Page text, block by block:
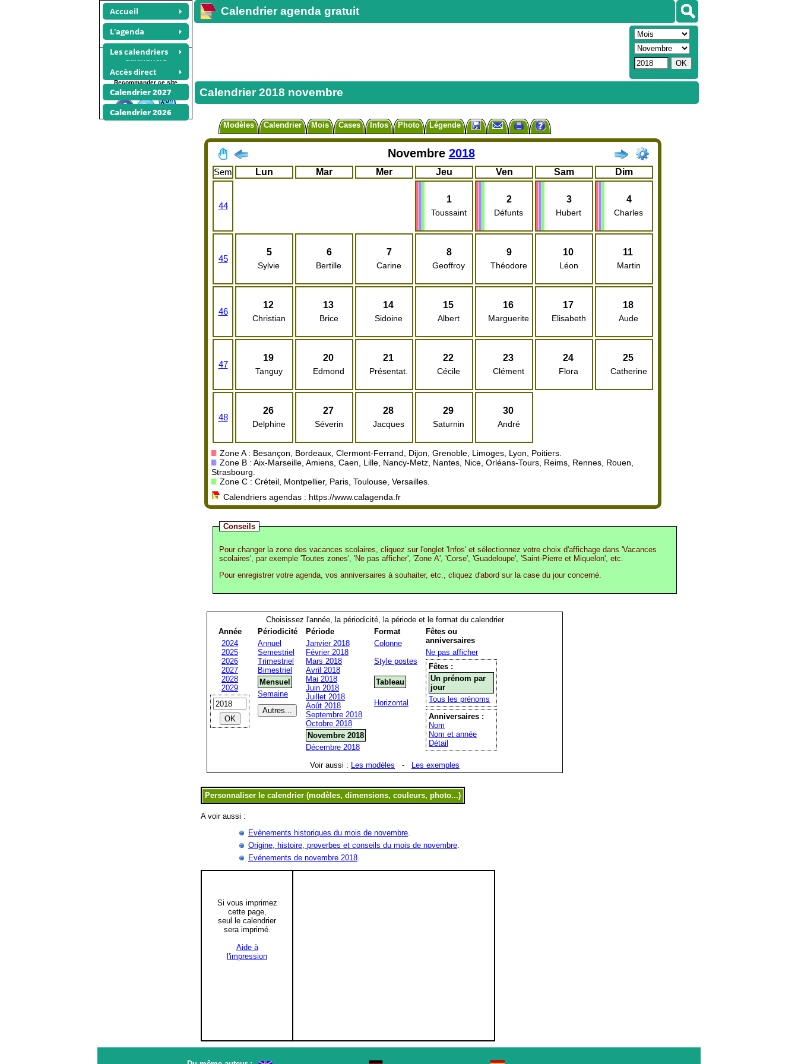
Accueil
L'agenda
Les calendriers
Accès direct
Calendrier 2027
Calendrier 2026
Calendrier agenda gratuit
Calendrier 2018 novembre
Modèles Calendrier Mois Cases Infos Photo Légende
Novembre 2018
Sem Lun Mar Mer Jeu Ven Sam Dim
44
1
Toussaint
2
Défunts
3
Hubert
4
Charles
45
5
Sylvie
6
Bertille
7
Carine
8
Geoffroy
9
Théodore
10
Léon
11
Martin
46
12
Christian
13
Brice
14
Sidoine
15
Albert
16
Marguerite
17
Elisabeth
18
Aude
47
19
Tanguy
20
Edmond
21
Présentat.
22
Cécile
23
Clément
24
Flora
25
Catherine
48
26
Delphine
27
Séverin
28
Jacques
29
Saturnin
30
André
Zone A : Besançon, Bordeaux, Clermont-Ferrand, Dijon, Grenoble, Limoges, Lyon, Poitiers.
Zone B : Aix-Marseille, Amiens, Caen, Lille, Nancy-Metz, Nantes, Nice, Orléans-Tours, Reims, Rennes, Rouen,
Strasbourg.
Zone C : Créteil, Montpellier, Paris, Toulouse, Versailles.
Calendriers agendas : https://www.calagenda.fr
Conseils
Pour changer la zone des vacances scolaires, cliquez sur l'onglet 'Infos' et sélectionnez votre choix d'affichage dans 'Vacances
scolaires', par exemple 'Toutes zones', 'Ne pas afficher', 'Zone A', 'Corse', 'Guadeloupe', 'Saint-Pierre et Miquelon', etc.
Pour enregistrer votre agenda, vos anniversaires à souhaiter, etc., cliquez d'abord sur la case du jour concerné.
Choisissez l'année, la périodicité, la période et le format du calendrier
Année
2024
2025
2026
2027
2028
2029
Périodicité
Annuel
Semestriel
Trimestriel
Bimestriel
Mensuel
Semaine
Période
Janvier 2018
Février 2018
Mars 2018
Avril 2018
Mai 2018
Juin 2018
Juillet 2018
Août 2018
Septembre 2018
Octobre 2018
Novembre 2018
Décembre 2018
Format
Colonne
Style postes
Tableau
Horizontal
Fêtes ou
anniversaires
Ne pas afficher
Fêtes :
Un prénom par
jour
Tous les prénoms
Anniversaires :
Nom
Nom et année
Détail
Voir aussi : Les modèles - Les exemples
A voir aussi :
Evènements historiques du mois de novembre.
Origine, histoire, proverbes et conseils du mois de novembre.
Evénements de novembre 2018.
Si vous imprimez
cette page,
seul le calendrier
sera imprimé.
Aide à
l'impression
Calendriers
novembre 2018
Recommander ce site